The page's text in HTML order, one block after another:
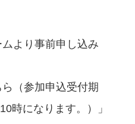
より事前申し込み
ら（参加申込受付期
時になります。）」